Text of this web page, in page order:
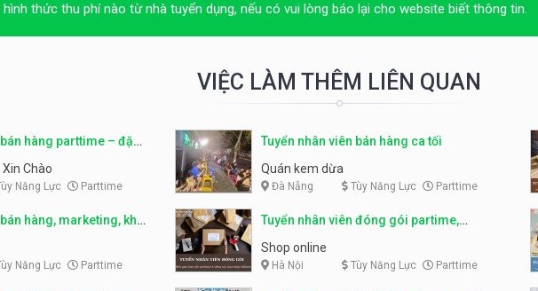
thức thu phí nào từ nhà tuyển dụng, nếu có vui lòng báo lại cho website biết thông tin.
VIỆC LÀM THÊM LIÊN QUAN
hàng parttime – đặc
Chào
Năng Lực Parttime
Tuyển nhân viên bán hàng ca tối
Quán kem dừa
Đà Nẵng Tùy Năng Lực Parttime
hàng, marketing, kho
Năng Lực Parttime
Tuyển nhân viên đóng gói partime,
fulltime
Shop online
Hà Nội Tùy Năng Lực Parttime